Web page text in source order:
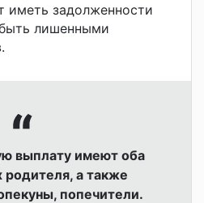
иметь задолженности
лишенными
выплату имеют оба
а также
попечители.